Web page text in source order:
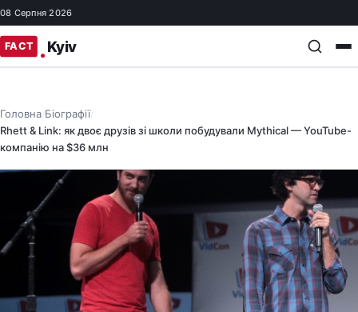
08 Серпня 2026
Головна/ Біографії/
Rhett & Link: як двоє друзів зі школи побудували Mythical — YouTube-
компанію на $36 млн